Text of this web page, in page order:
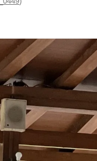
‐
のこと ‐ 言語・物価・宗
産